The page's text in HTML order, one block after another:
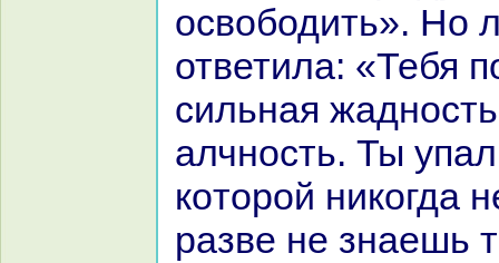
освободить». Но
ответила: «Тебя
сильнaя
алчность. Ты
кoторой никoгда
paзве не знaешь